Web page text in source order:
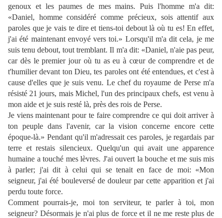
genoux et les paumes de mes mains. Puis l'homme m'a dit:
«Daniel, homme considéré comme précieux, sois attentif aux
paroles que je vais te dire et tiens-toi debout là où tu es! En effet,
j'ai été maintenant envoyé vers toi.» Lorsqu'il m'a dit cela, je me
suis tenu debout, tout tremblant. Il m'a dit: «Daniel, n'aie pas peur,
car dès le premier jour où tu as eu à cœur de comprendre et de
t'humilier devant ton Dieu, tes paroles ont été entendues, et c'est à
cause d'elles que je suis venu. Le chef du royaume de Perse m'a
résisté 21 jours, mais Michel, l'un des principaux chefs, est venu à
mon aide et je suis resté là, près des rois de Perse.
Je viens maintenant pour te faire comprendre ce qui doit arriver à
ton peuple dans l'avenir, car la vision concerne encore cette
époque-là.» Pendant qu'il m'adressait ces paroles, je regardais par
terre et restais silencieux. Quelqu'un qui avait une apparence
humaine a touché mes lèvres. J'ai ouvert la bouche et me suis mis
à parler; j'ai dit à celui qui se tenait en face de moi: «Mon
seigneur, j'ai été bouleversé de douleur par cette apparition et j'ai
perdu toute force.
Comment pourrais-je, moi ton serviteur, te parler à toi, mon
seigneur? Désormais je n'ai plus de force et il ne me reste plus de